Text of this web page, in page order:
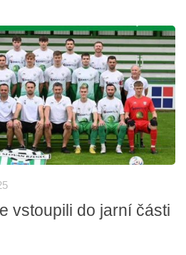
vstoupili do jarní části